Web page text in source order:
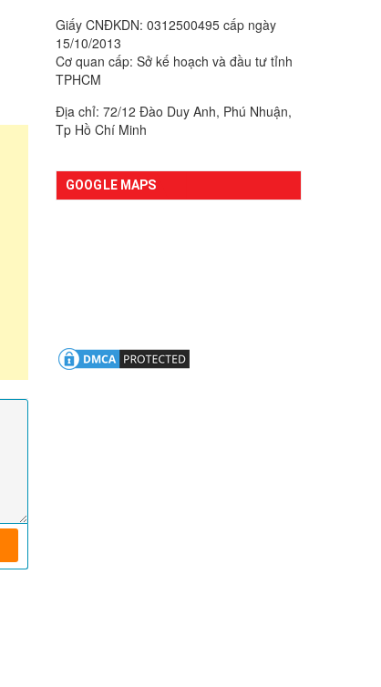
Giấy CNĐKDN: 0312500495 cấp ngày
15/10/2013
Cơ quan cấp: Sở kế hoạch và đầu tư tỉnh
TPHCM
Địa chỉ: 72/12 Đào Duy Anh, Phú Nhuận,
Tp Hồ Chí Minh
GOOGLE MAPS